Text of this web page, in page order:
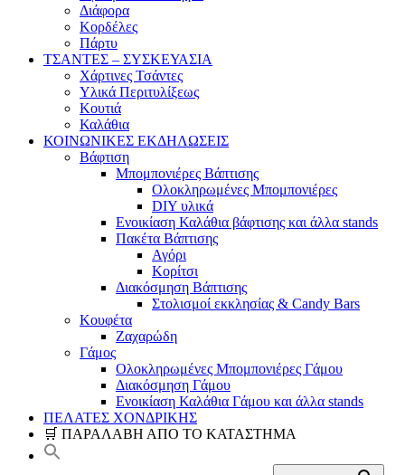
Διάφορα
Κορδέλες
Πάρτυ
ΤΣΑΝΤΕΣ – ΣΥΣΚΕΥΑΣΙΑ
Χάρτινες Τσάντες
Υλικά Περιτυλίξεως
Κουτιά
Καλάθια
ΚΟΙΝΩΝΙΚΕΣ ΕΚΔΗΛΩΣΕΙΣ
Βάφτιση
Μπομπονιέρες Βάπτισης
Ολοκληρωμένες Μπομπονιέρες
DIY υλικά
Ενοικίαση Καλάθια βάφτισης και άλλα stands
Πακέτα Βάπτισης
Αγόρι
Κορίτσι
Διακόσμηση Βάπτισης
Στολισμοί εκκλησίας & Candy Bars
Κουφέτα
Ζαχαρώδη
Γάμος
Ολοκληρωμένες Μπομπονιέρες Γάμου
Διακόσμηση Γάμου
Ενοικίαση Καλάθια Γάμου και άλλα stands
ΠΕΛΑΤΕΣ ΧΟΝΔΡΙΚΗΣ
🛒 ΠΑΡΑΛΑΒΗ ΑΠΟ ΤΟ ΚΑΤΑΣΤΗΜΑ